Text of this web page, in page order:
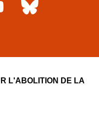
L'ABOLITION DE LA